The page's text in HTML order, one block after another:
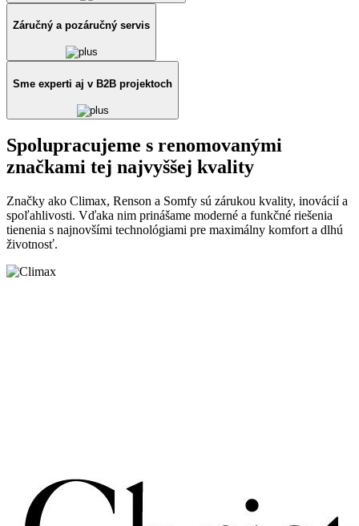
Záručný a pozáručný servis
Sme experti aj v B2B projektoch
Spolupracujeme s renomovanými
značkami tej najvyššej kvality
Značky ako Climax, Renson a Somfy sú zárukou kvality, inovácií a
spoľahlivosti. Vďaka nim prinášame moderné a funkčné riešenia
tienenia s najnovšími technológiami pre maximálny komfort a dlhú
životnosť.